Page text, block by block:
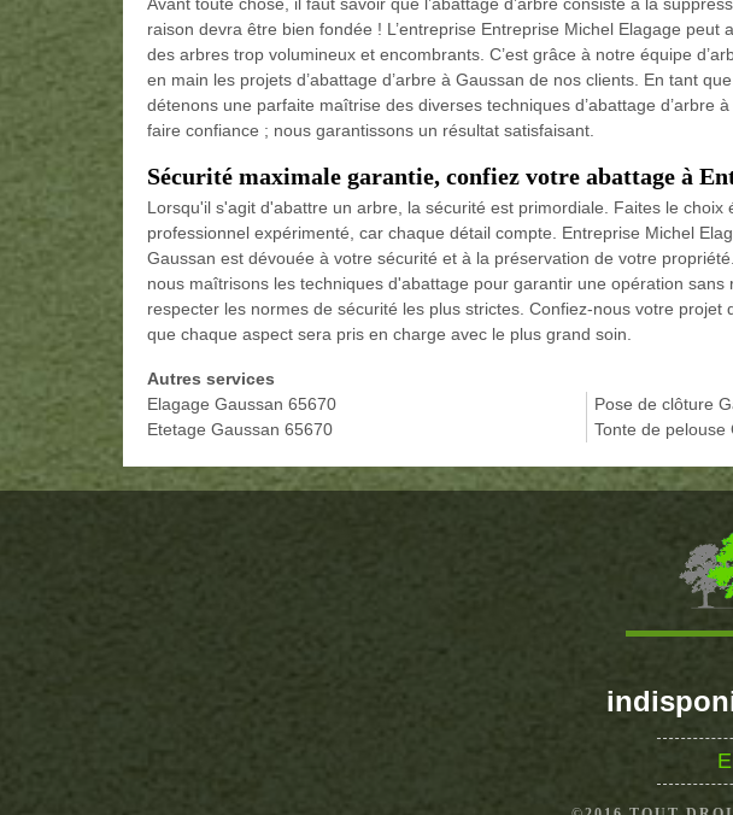
Avant toute chose, il faut savoir que l’abattage d’arbre consiste à la
raison devra être bien fondée ! L’entreprise Entreprise Michel Elagage peut
des arbres trop volumineux et encombrants. C’est grâce à notre équipe
en main les projets d’abattage d’arbre à Gaussan de nos clients. En tant
détenons une parfaite maîtrise des diverses techniques d’abattage d’arbre
faire confiance ; nous garantissons un résultat satisfaisant.
Sécurité maximale garantie, confiez votre abattage à
Lorsqu'il s'agit d'abattre un arbre, la sécurité est primordiale. Faites le choix
professionnel expérimenté, car chaque détail compte. Entreprise Michel
Gaussan est dévouée à votre sécurité et à la préservation de votre
nous maîtrisons les techniques d'abattage pour garantir une opération sans
respecter les normes de sécurité les plus strictes. Confiez-nous votre projet
que chaque aspect sera pris en charge avec le plus grand soin.
Autres services
Elagage Gaussan 65670
Etetage Gaussan 65670
Pose de clôture
Tonte de pelouse